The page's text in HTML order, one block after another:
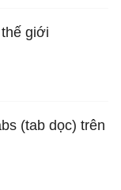
giới
(tab dọc) trên